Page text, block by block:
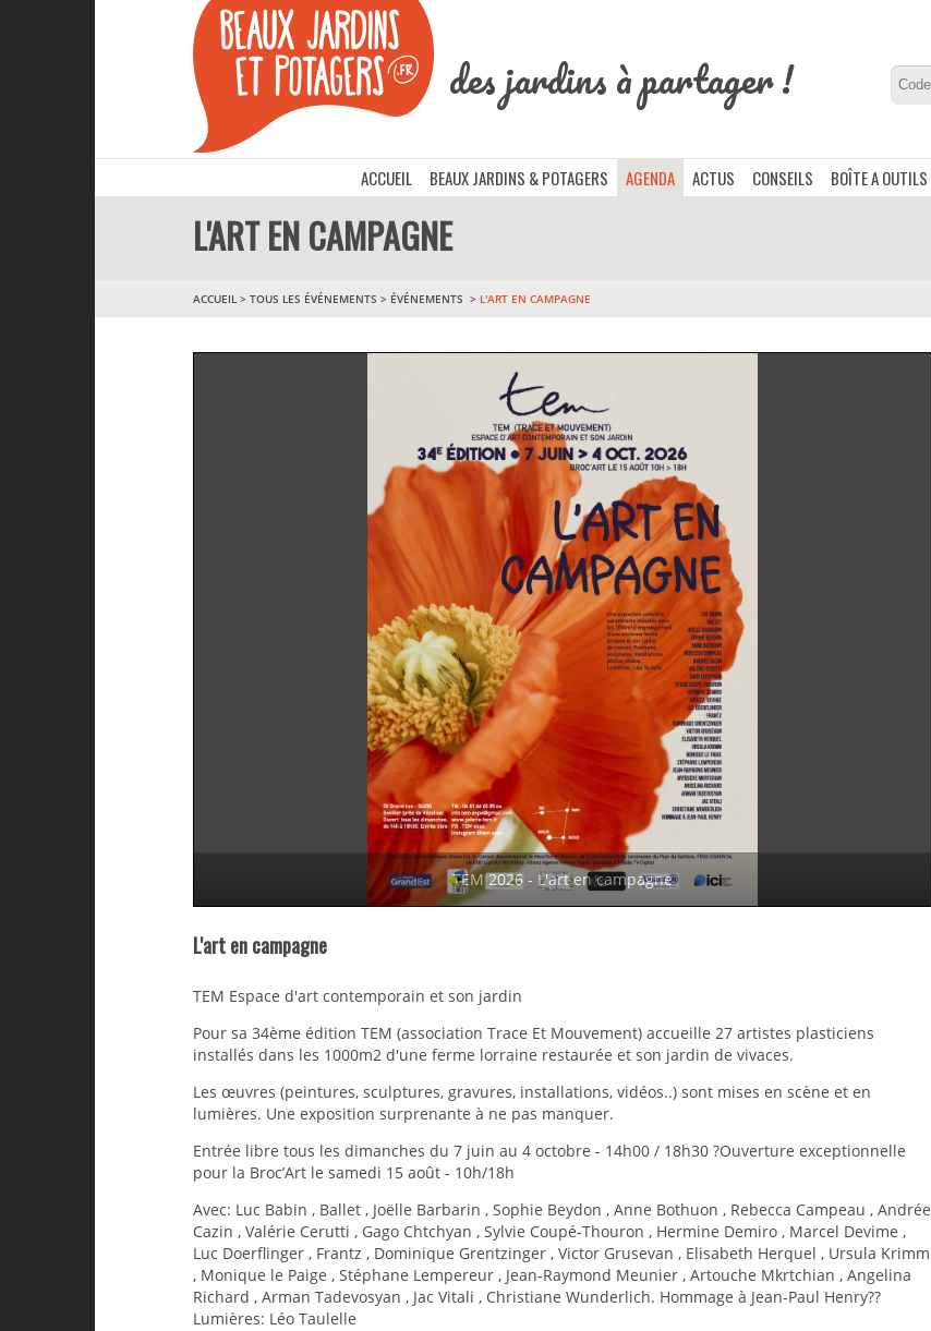
des jardins à partager !
ACCUEIL BEAUX JARDINS & POTAGERS AGENDA ACTUS CONSEILS BOÎTE A OUTILS
L'ART EN CAMPAGNE
ACCUEIL > TOUS LES ÉVÉNEMENTS > ÉVÉNEMENTS L'ART EN CAMPAGNE
TEM 2026 - L'art en campagne
L'art en campagne
TEM Espace d'art contemporain et son jardin
Pour sa 34ème édition TEM (association Trace Et Mouvement) accueille 27 artistes plasticiens
installés dans les 1000m2 d'une ferme lorraine restaurée et son jardin de vivaces.
Les œuvres (peintures, sculptures, gravures, installations, vidéos..) sont mises en scène et en
lumières. Une exposition surprenante à ne pas manquer.
Entrée libre tous les dimanches du 7 juin au 4 octobre - 14h00 / 18h30 ?Ouverture exceptionnelle
pour la Broc’Art le samedi 15 août - 10h/18h
Avec: Luc Babin , Ballet , Joëlle Barbarin , Sophie Beydon , Anne Bothuon , Rebecca Campeau , Andrée
Cazin , Valérie Cerutti , Gago Chtchyan , Sylvie Coupé-Thouron , Hermine Demiro , Marcel Devime ,
Luc Doerflinger , Frantz , Dominique Grentzinger , Victor Grusevan , Elisabeth Herquel , Ursula Krimm
, Monique le Paige , Stéphane Lempereur , Jean-Raymond Meunier , Artouche Mkrtchian , Angelina
Richard , Arman Tadevosyan , Jac Vitali , Christiane Wunderlich. Hommage à Jean-Paul Henry??
Lumières: Léo Taulelle